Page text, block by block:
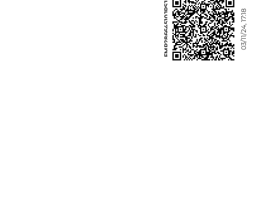
FMP28664510JRSJ 03/11/24, 17:18